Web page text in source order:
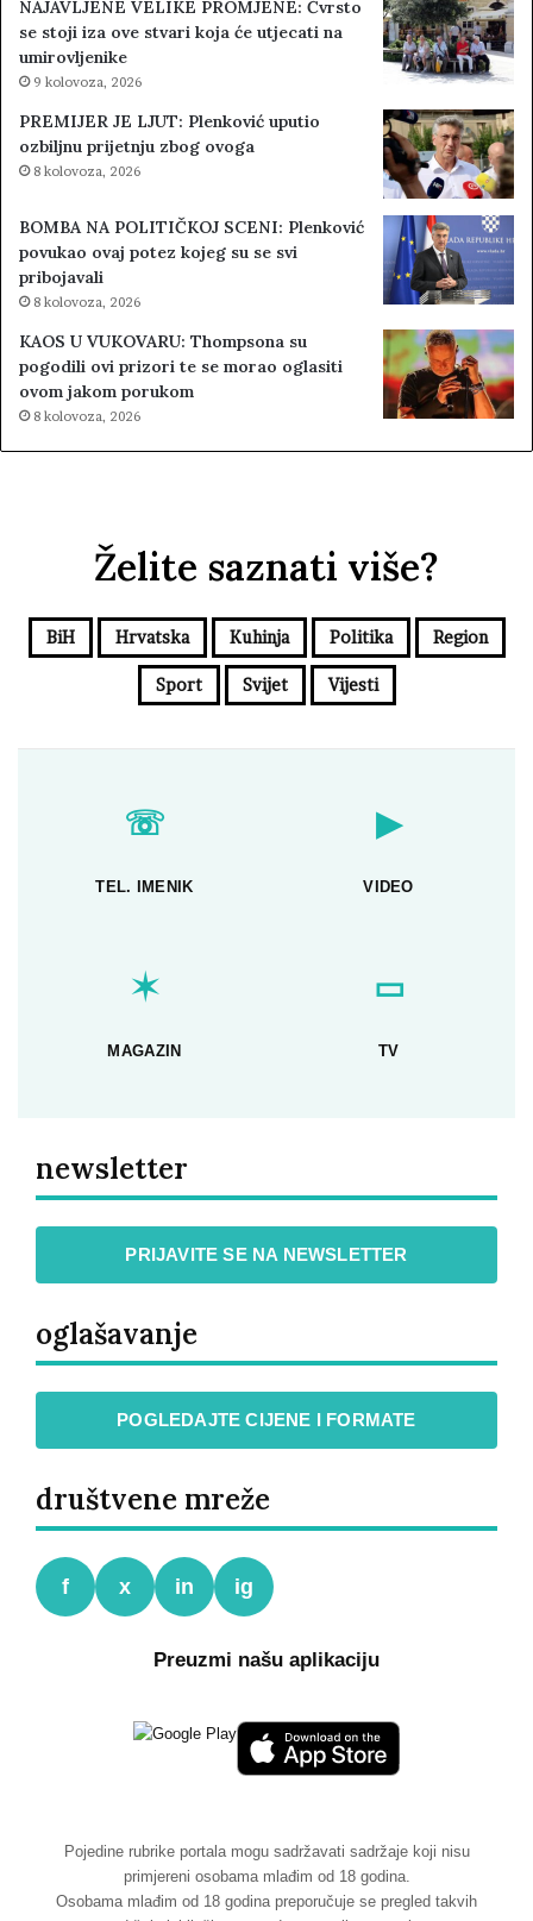
NAJAVLJENE VELIKE PROMJENE: Čvrsto
se stoji iza ove stvari koja će utjecati na
umirovljenike
9 kolovoza, 2026
PREMIJER JE LJUT: Plenković uputio
ozbiljnu prijetnju zbog ovoga
8 kolovoza, 2026
BOMBA NA POLITIČKOJ SCENI: Plenković
povukao ovaj potez kojeg su se svi
pribojavali
8 kolovoza, 2026
KAOS U VUKOVARU: Thompsona su
pogodili ovi prizori te se morao oglasiti
ovom jakom porukom
8 kolovoza, 2026
Želite saznati više?
BiH Hrvatska Kuhinja Politika Region
Sport Svijet Vijesti
☏
TEL. IMENIK
▶
VIDEO
✶
MAGAZIN
▭
TV
newsletter
PRIJAVITE SE NA NEWSLETTER
oglašavanje
POGLEDAJTE CIJENE I FORMATE
društvene mreže
f x in ig
Preuzmi našu aplikaciju
Pojedine rubrike portala mogu sadržavati sadržaje koji nisu
primjereni osobama mlađim od 18 godina.
Osobama mlađim od 18 godina preporučuje se pregled takvih